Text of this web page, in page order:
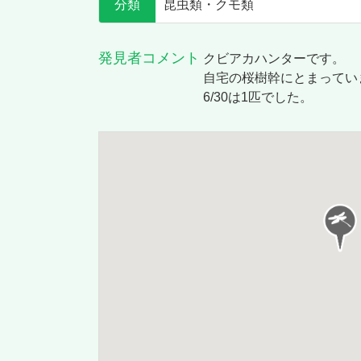
分類 昆虫類・クモ類
発見者コメント クビアカハンターです。
自宅の桜樹幹にとまって
6/30は1匹でした。